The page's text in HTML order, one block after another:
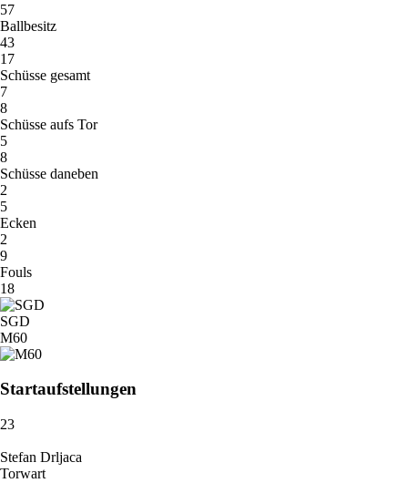
57
Ballbesitz
43
17
Schüsse gesamt
7
8
Schüsse aufs Tor
5
8
Schüsse daneben
2
5
Ecken
2
9
Fouls
18
SGD
M60
Startaufstellungen
23
Stefan Drljaca
Torwart